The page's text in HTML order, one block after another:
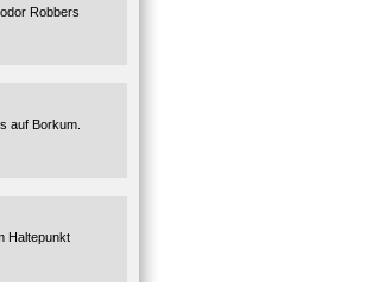
Robbers
auf Borkum.
Haltepunkt